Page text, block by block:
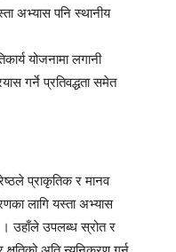
अभ्यास पनि स्थानीय
योजनामा लगानी
गर्ने प्रतिवद्धता समेत
प्राकृतिक र मानव
लागि यस्ता अभ्यास
। उहाँले उपलब्ध स्रोत र